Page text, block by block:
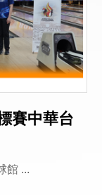
賽中華台
館 ...